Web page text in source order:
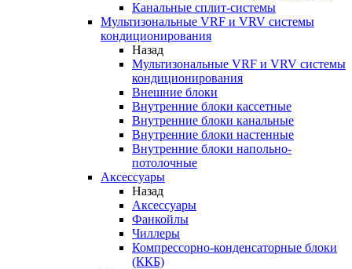
Канальные сплит-системы
Мультизональные VRF и VRV системы
кондиционирования
Назад
Мультизональные VRF и VRV системы
кондиционирования
Внешние блоки
Внутренние блоки кассетные
Внутренние блоки канальные
Внутренние блоки настенные
Внутренние блоки напольно-
потолочные
Аксессуары
Назад
Аксессуары
Фанкойлы
Чиллеры
Компрессорно-конденсаторные блоки
(ККБ)